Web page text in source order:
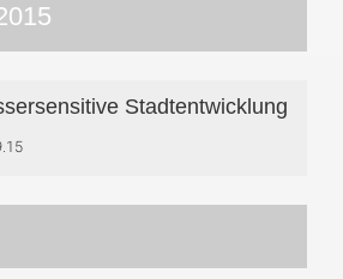
Stadtentwicklung